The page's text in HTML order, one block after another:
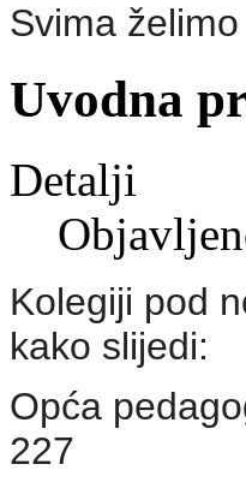
Svima
Uvodna
Detalji
Kolegiji pod
kako slijedi:
Opća
227